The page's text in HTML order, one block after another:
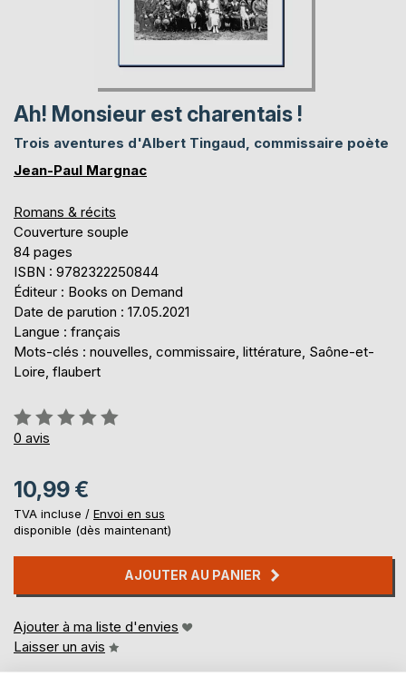
Ah! Monsieur est charentais !
Trois aventures d'Albert Tingaud, commissaire poète
Jean-Paul Margnac
Romans & récits
Couverture souple
84 pages
ISBN : 9782322250844
Éditeur : Books on Demand
Date de parution : 17.05.2021
Langue : français
Mots-clés : nouvelles, commissaire, littérature, Saône-et-
Loire, flaubert
Évaluation:
0%
0 avis
10,99 €
TVA incluse / Envoi en sus
disponible (dès maintenant)
AJOUTER AU PANIER
Ajouter à ma liste d'envies
Laisser un avis